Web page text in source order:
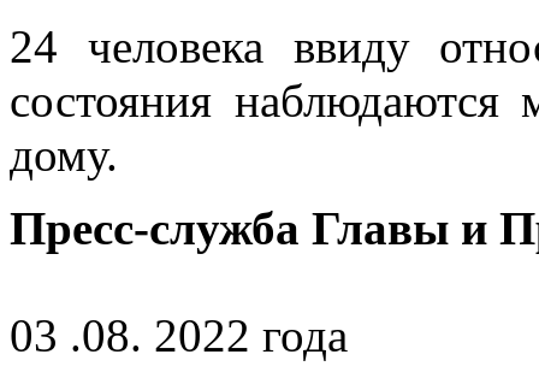
24 человека ввиду
состояния наблюдаются
дому.
Пресс-служба Главы и
03 .08. 2022 года